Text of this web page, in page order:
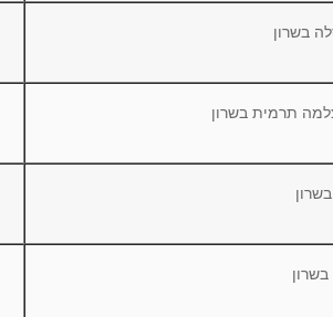
בשרון
תרמית בשרון
בשרון